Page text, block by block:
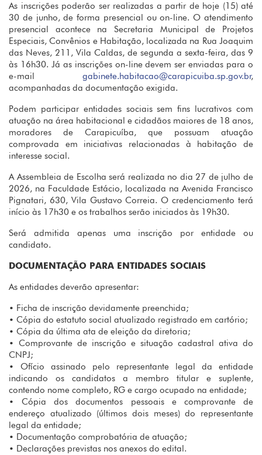
As inscrições poderão ser realizadas a partir de hoje (15) até
30 de junho, de forma presencial ou on-line. O atendimento
presencial acontece na Secretaria Municipal de Projetos
Especiais, Convênios e Habitação, localizada na Rua Joaquim
das Neves, 211, Vila Caldas, de segunda a sexta-feira, das 9
às 16h30. Já as inscrições on-line devem ser enviadas para o
e-mail gabinete.habitacao@carapicuiba.sp.gov.br,
acompanhadas da documentação exigida.
Podem participar entidades sociais sem fins lucrativos com
atuação na área habitacional e cidadãos maiores de 18 anos,
moradores de Carapicuíba, que possuam atuação
comprovada em iniciativas relacionadas à habitação de
interesse social.
A Assembleia de Escolha será realizada no dia 27 de julho de
2026, na Faculdade Estácio, localizada na Avenida Francisco
Pignatari, 630, Vila Gustavo Correia. O credenciamento terá
início às 17h30 e os trabalhos serão iniciados às 19h30.
Será admitida apenas uma inscrição por entidade ou
candidato.
DOCUMENTAÇÃO PARA ENTIDADES SOCIAIS
As entidades deverão apresentar:
• Ficha de inscrição devidamente preenchida;
• Cópia do estatuto social atualizado registrado em cartório;
• Cópia da última ata de eleição da diretoria;
• Comprovante de inscrição e situação cadastral ativa do
CNPJ;
• Ofício assinado pelo representante legal da entidade
indicando os candidatos a membro titular e suplente,
contendo nome completo, RG e cargo ocupado na entidade;
• Cópia dos documentos pessoais e comprovante de
endereço atualizado (últimos dois meses) do representante
legal da entidade;
• Documentação comprobatória de atuação;
• Declarações previstas nos anexos do edital.